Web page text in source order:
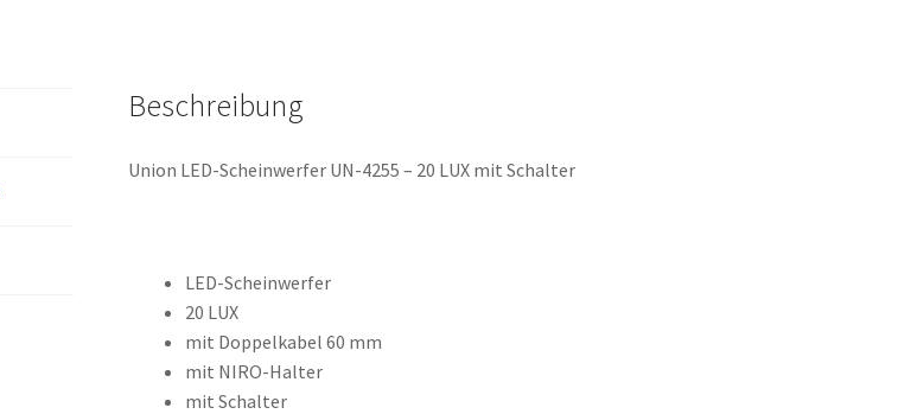
Beschreibung
Union LED-Scheinwerfer UN-4255 – 20 LUX mit Schalter
LED-Scheinwerfer
20 LUX
mit Doppelkabel 60 mm
mit NIRO-Halter
mit Schalter